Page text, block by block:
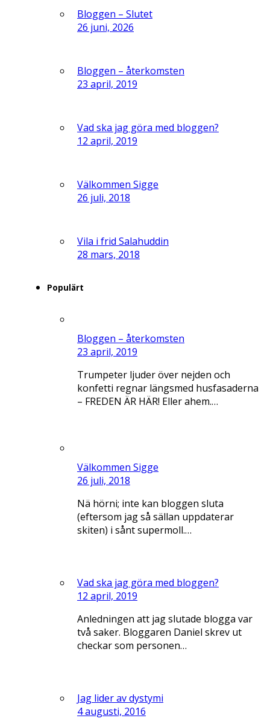
Bloggen – Slutet
26 juni, 2026
Bloggen – återkomsten
23 april, 2019
Vad ska jag göra med bloggen?
12 april, 2019
Välkommen Sigge
26 juli, 2018
Vila i frid Salahuddin
28 mars, 2018
Populärt
Bloggen – återkomsten
23 april, 2019
Trumpeter ljuder över nejden och
konfetti regnar längsmed husfasaderna
– FREDEN ÄR HÄR! Eller ahem.…
Välkommen Sigge
26 juli, 2018
Nä hörni; inte kan bloggen sluta
(eftersom jag så sällan uppdaterar
skiten) i sånt supermoll.…
Vad ska jag göra med bloggen?
12 april, 2019
Anledningen att jag slutade blogga var
två saker. Bloggaren Daniel skrev ut
checkar som personen…
Jag lider av dystymi
4 augusti, 2016